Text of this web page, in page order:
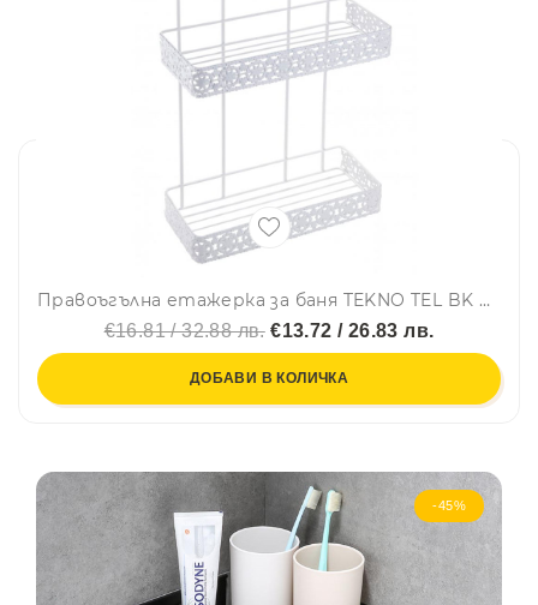
Правоъгълна етажерка за баня TEKNO TEL BK 079, 3 нива, 5мм, Дюбел, Бяла
€16.81 / 32.88 лв.€13.72 / 26.83 лв.
ДОБАВИ В КОЛИЧКА
-45%